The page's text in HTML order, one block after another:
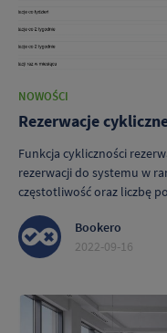
NOWOŚCI
Rezerwacje
Funkcja cykliczności
rezerwacji do systemu w
częstotliwość oraz liczbę
Bookero
2022-09-16